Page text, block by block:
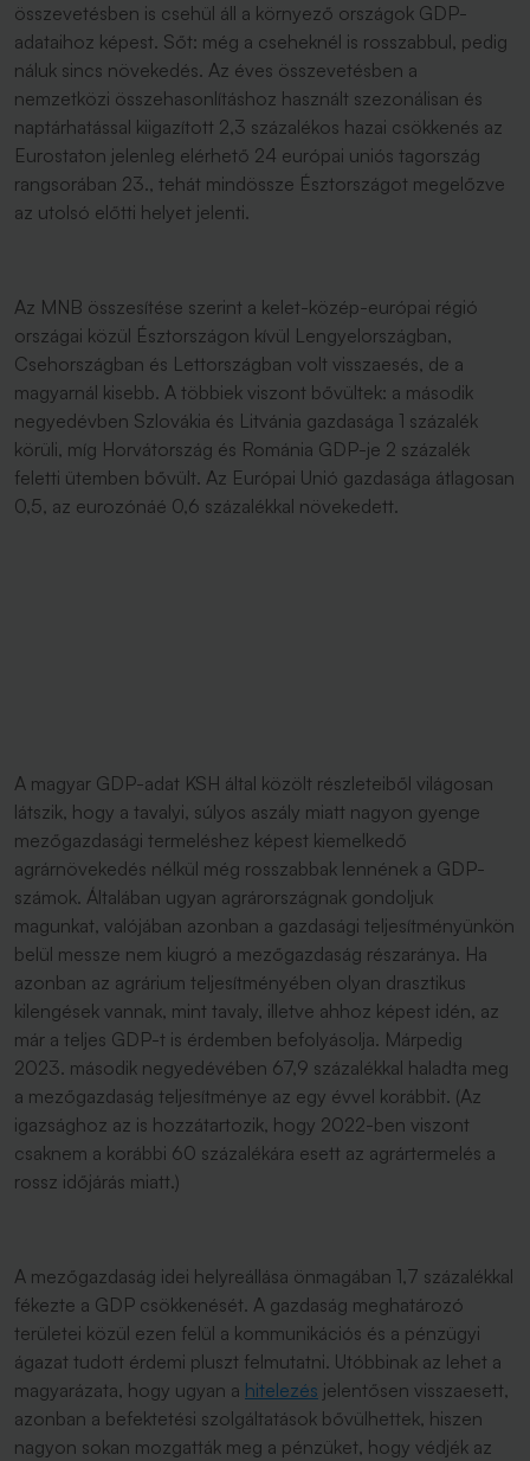
összevetésben is csehül áll a környező országok GDP-
adataihoz képest. Sőt: még a cseheknél is rosszabbul, pedig
náluk sincs növekedés. Az éves összevetésben a
nemzetközi összehasonlításhoz használt szezonálisan és
naptárhatással kiigazított 2,3 százalékos hazai csökkenés az
Eurostaton jelenleg elérhető 24 európai uniós tagország
rangsorában 23., tehát mindössze Észtországot megelőzve
az utolsó előtti helyet jelenti.
Az MNB összesítése szerint a kelet-közép-európai régió
országai közül Észtországon kívül Lengyelországban,
Csehországban és Lettországban volt visszaesés, de a
magyarnál kisebb. A többiek viszont bővültek: a második
negyedévben Szlovákia és Litvánia gazdasága 1 százalék
körüli, míg Horvátország és Románia GDP-je 2 százalék
feletti ütemben bővült. Az Európai Unió gazdasága átlagosan
0,5, az eurozónáé 0,6 százalékkal növekedett.
A magyar GDP-adat KSH által közölt részleteiből világosan
látszik, hogy a tavalyi, súlyos aszály miatt nagyon gyenge
mezőgazdasági termeléshez képest kiemelkedő
agrárnövekedés nélkül még rosszabbak lennének a GDP-
számok. Általában ugyan agrárországnak gondoljuk
magunkat, valójában azonban a gazdasági teljesítményünkön
belül messze nem kiugró a mezőgazdaság részaránya. Ha
azonban az agrárium teljesítményében olyan drasztikus
kilengések vannak, mint tavaly, illetve ahhoz képest idén, az
már a teljes GDP-t is érdemben befolyásolja. Márpedig
2023. második negyedévében 67,9 százalékkal haladta meg
a mezőgazdaság teljesítménye az egy évvel korábbit. (Az
igazsághoz az is hozzátartozik, hogy 2022-ben viszont
csaknem a korábbi 60 százalékára esett az agrártermelés a
rossz időjárás miatt.)
A mezőgazdaság idei helyreállása önmagában 1,7 százalékkal
fékezte a GDP csökkenését. A gazdaság meghatározó
területei közül ezen felül a kommunikációs és a pénzügyi
ágazat tudott érdemi pluszt felmutatni. Utóbbinak az lehet a
magyarázata, hogy ugyan a hitelezés jelentősen visszaesett,
azonban a befektetési szolgáltatások bővülhettek, hiszen
nagyon sokan mozgatták meg a pénzüket, hogy védjék az